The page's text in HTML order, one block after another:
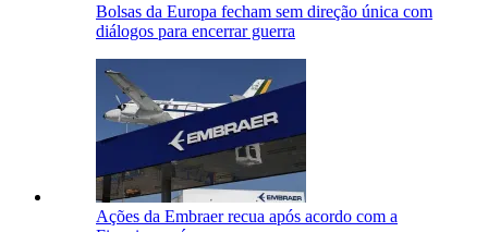
Bolsas da Europa fecham sem direção única com
diálogos para encerrar guerra
Ações da Embraer recua após acordo com a